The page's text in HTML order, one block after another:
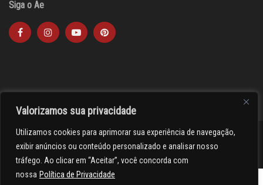
Valorizamos sua privacidade
Utilizamos cookies para aprimorar sua experiência de navegação,
exibir anúncios ou conteúdo personalizado e analisar nosso
tráfego. Ao clicar em “Aceitar”, você concorda com
nossa Política de Privacidade
Siga o Ae
><(((º> 17